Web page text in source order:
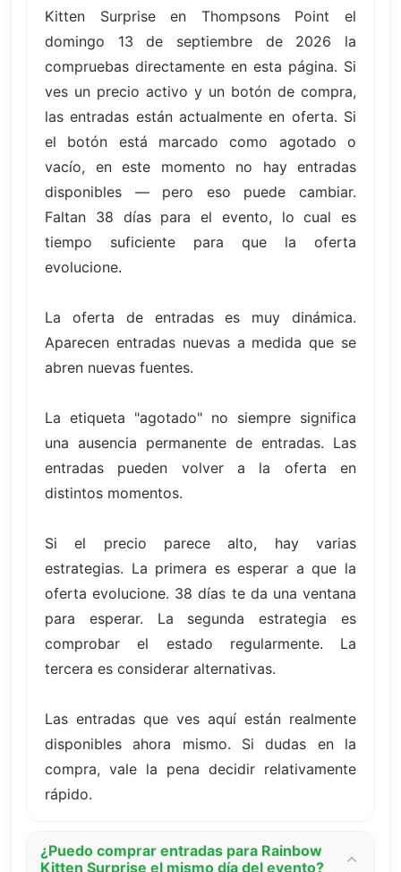
Kitten Surprise en Thompsons Point el
domingo 13 de septiembre de 2026 la
compruebas directamente en esta página. Si
ves un precio activo y un botón de compra,
las entradas están actualmente en oferta. Si
el botón está marcado como agotado o
vacío, en este momento no hay entradas
disponibles — pero eso puede cambiar.
Faltan 38 días para el evento, lo cual es
tiempo suficiente para que la oferta
evolucione.
La oferta de entradas es muy dinámica.
Aparecen entradas nuevas a medida que se
abren nuevas fuentes.
La etiqueta "agotado" no siempre significa
una ausencia permanente de entradas. Las
entradas pueden volver a la oferta en
distintos momentos.
Si el precio parece alto, hay varias
estrategias. La primera es esperar a que la
oferta evolucione. 38 días te da una ventana
para esperar. La segunda estrategia es
comprobar el estado regularmente. La
tercera es considerar alternativas.
Las entradas que ves aquí están realmente
disponibles ahora mismo. Si dudas en la
compra, vale la pena decidir relativamente
rápido.
¿Puedo comprar entradas para Rainbow
Kitten Surprise el mismo día del evento?